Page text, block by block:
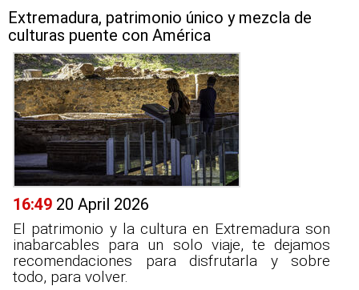
Extremadura, patrimonio único y mezcla de
culturas puente con América
16:49 20 April 2026
El patrimonio y la cultura en Extremadura son
inabarcables para un solo viaje, te dejamos
recomendaciones para disfrutarla y sobre
todo, para volver.